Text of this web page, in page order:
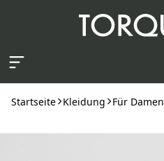
Startseite Kleidung Für Damen